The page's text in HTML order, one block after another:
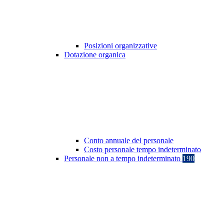
Posizioni organizzative
Dotazione organica
Conto annuale del personale
Costo personale tempo indeterminato
Personale non a tempo indeterminato 190